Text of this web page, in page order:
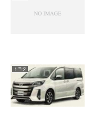
トヨタ